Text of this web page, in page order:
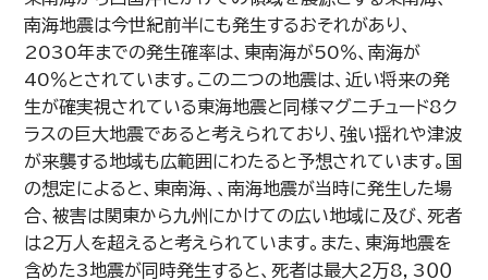
南海地震は今世紀前半にも発生するおそれがあり、
2030年までの発生確率は、東南海が50％、南海が
40％とされています。この二つの地震は、近い将来の発
生が確実視されている東海地震と同様マグニチュード8ク
ラスの巨大地震であると考えられており、強い揺れや津波
が来襲する地域も広範囲にわたると予想されています。国
の想定によると、東南海、、南海地震が当時に発生した場
合、被害は関東から九州にかけての広い地域に及び、死者
は2万人を超えると考えられています。また、東海地震を
含めた3地震が同時発生すると、死者は最大2万8，3００